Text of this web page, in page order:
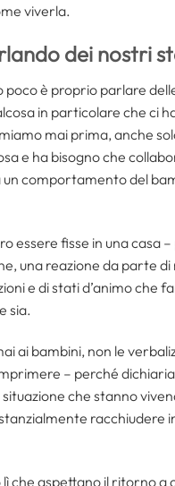
viverla.
dei nostri
è proprio parlare
in particolare che ci
mai prima, anche
e ha bisogno che
comportamento del
essere fisse in una casa
una reazione da parte
e di stati d’animo
sia.
ai bambini, non le
– perché
situazione che stanno
che aspettano il ritorno